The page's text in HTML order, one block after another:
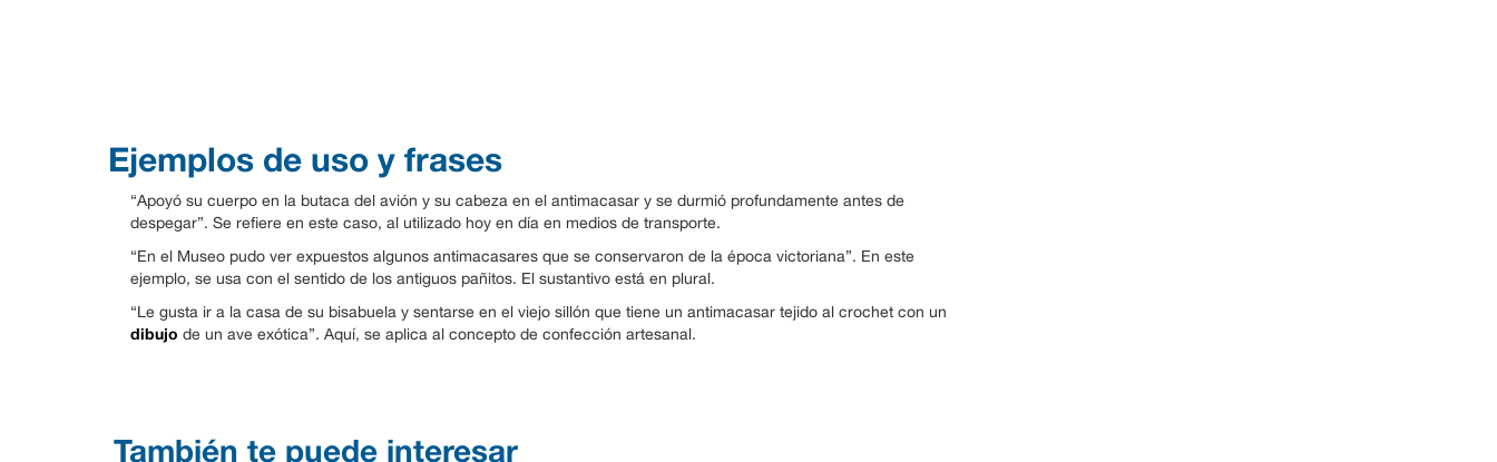
Ejemplos de uso y frases
“Apoyó su cuerpo en la butaca del avión y su cabeza en el antimacasar y se durmió profundamente antes de
despegar”. Se refiere en este caso, al utilizado hoy en día en medios de transporte.
“En el Museo pudo ver expuestos algunos antimacasares que se conservaron de la época victoriana”. En este
ejemplo, se usa con el sentido de los antiguos pañitos. El sustantivo está en plural.
“Le gusta ir a la casa de su bisabuela y sentarse en el viejo sillón que tiene un antimacasar tejido al crochet con un
dibujo de un ave exótica”. Aquí, se aplica al concepto de confección artesanal.
También te puede interesar